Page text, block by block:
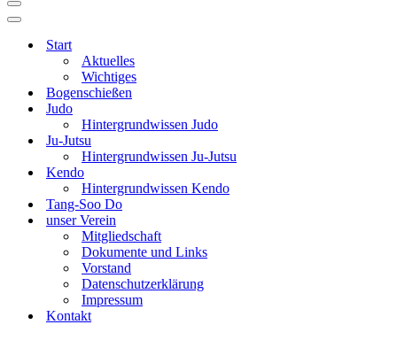
Navigationsmenü
Navigationsmenü
Start
Aktuelles
Wichtiges
Bogenschießen
Judo
Hintergrundwissen Judo
Ju-Jutsu
Hintergrundwissen Ju-Jutsu
Kendo
Hintergrundwissen Kendo
Tang-Soo Do
unser Verein
Mitgliedschaft
Dokumente und Links
Vorstand
Datenschutzerklärung
Impressum
Kontakt